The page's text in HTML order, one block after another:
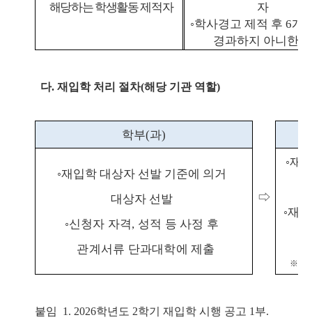
해당하는 학생활동 제적자
자
◦학사경고 제적 후 6개
경과하지 아니한
다. 재입학 처리 절차(해당 기관 역할)
학부(과)
⇨
◦재입학 대상자 선발 기준에 의거
대상자 선발
◦신청자 자격, 성적 등 사정 후
관계서류 단과대학에 제출
◦재
◦재입
※
붙임 1. 2026학년도 2학기 재입학 시행 공고 1 부.